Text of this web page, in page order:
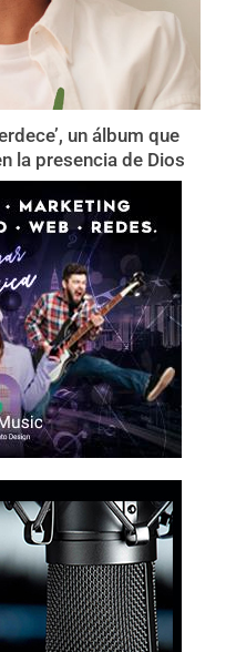
un álbum que
la presencia de Dios